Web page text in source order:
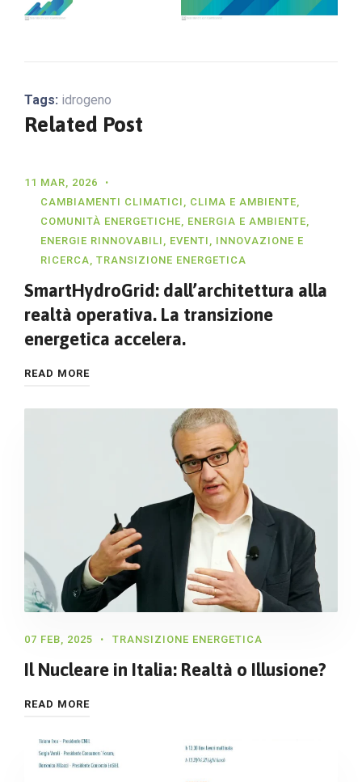
Tags: idrogeno
Related Post
11 MAR, 2026
CAMBIAMENTI CLIMATICI , CLIMA E AMBIENTE,
COMUNITÀ ENERGETICHE, ENERGIA E AMBIENTE,
ENERGIE RINNOVABILI , EVENTI , INNOVAZIONE E
RICERCA, TRANSIZIONE ENERGETICA
SmartHydroGrid: dall’architettura alla
realtà operativa. La transizione
energetica accelera.
READ MORE
07 FEB, 2025 TRANSIZIONE ENERGETICA
Il Nucleare in Italia: Realtà o Illusione?
READ MORE